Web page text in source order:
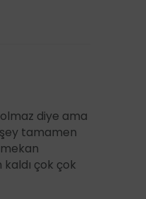
diye ama
tamamen
çok çok